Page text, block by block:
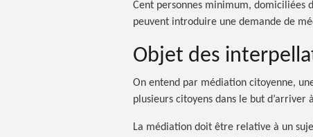
Cent personnes minimum, domiciliées
peuvent introduire une demande de
Objet des
On entend par médiation citoyenne,
plusieurs citoyens dans le but
La médiation doit être relative à un